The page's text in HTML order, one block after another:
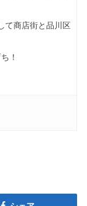
て商店街と品川区
！